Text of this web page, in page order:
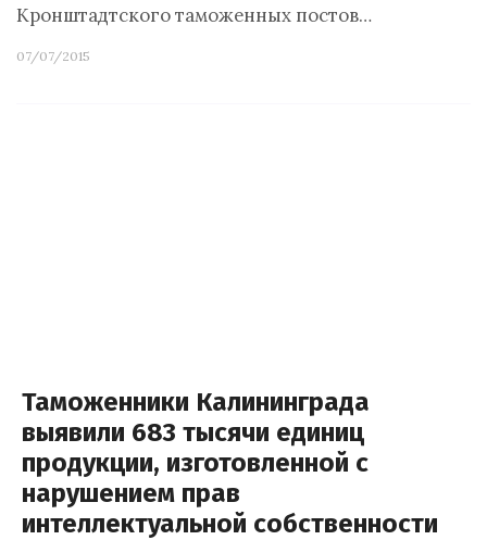
Кронштадтского таможенных постов…
07/07/2015
Таможенники Калининграда
выявили 683 тысячи единиц
продукции, изготовленной с
нарушением прав
интеллектуальной собственности